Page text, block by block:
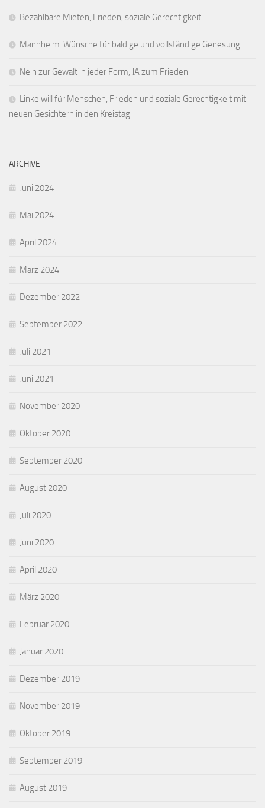
Bezahlbare Mieten, Frieden, soziale Gerechtigkeit
Mannheim: Wünsche für baldige und vollständige Genesung
Nein zur Gewalt in jeder Form, JA zum Frieden
Linke will für Menschen, Frieden und soziale Gerechtigkeit mit
neuen Gesichtern in den Kreistag
ARCHIVE
Juni 2024
Mai 2024
April 2024
März 2024
Dezember 2022
September 2022
Juli 2021
Juni 2021
November 2020
Oktober 2020
September 2020
August 2020
Juli 2020
Juni 2020
April 2020
März 2020
Februar 2020
Januar 2020
Dezember 2019
November 2019
Oktober 2019
September 2019
August 2019